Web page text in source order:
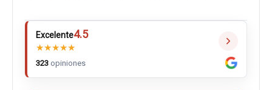
Excelente4.5
★★★★★
323 opiniones